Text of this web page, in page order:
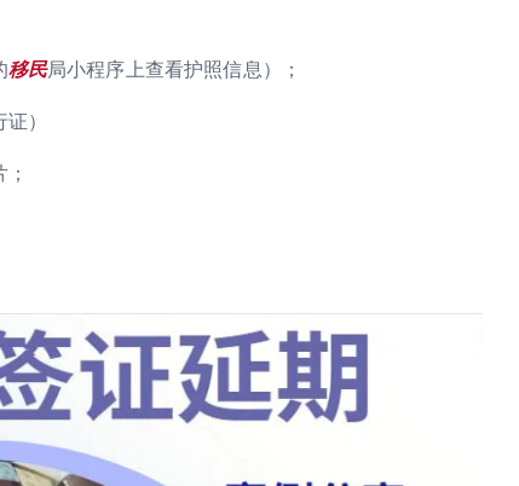
移民局小程序上查看护照信息）；
）